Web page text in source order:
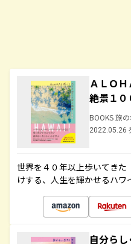
ＡＬＯ
絶景１０
BOOKS 旅
2022.05.26
世界を４０年以上歩いてき
けする、人生を輝かせるハ
自分ら